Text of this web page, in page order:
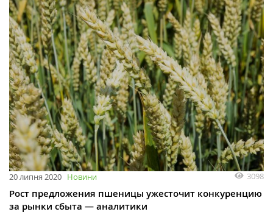
20 липня 2020 Новини 3098
Рост предложения пшеницы ужесточит конкуренцию
за рынки сбыта — аналитики